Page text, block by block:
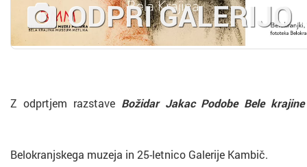
ODPRI GALERIJO
Z odprtjem razstave Božidar Jakac Podobe Bele krajine
Belokranjskega muzeja in 25-letnico Galerije Kambič.